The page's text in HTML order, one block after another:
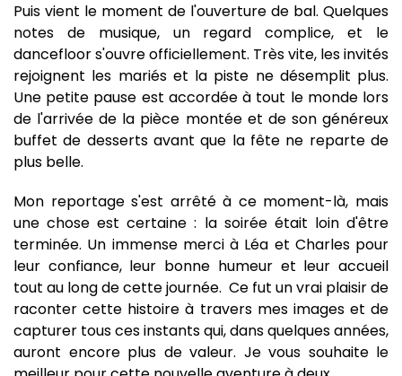
Puis vient le moment de l'ouverture de bal. Quelques
notes de musique, un regard complice, et le
dancefloor s'ouvre officiellement. Très vite, les invités
rejoignent les mariés et la piste ne désemplit plus.
Une petite pause est accordée à tout le monde lors
de l'arrivée de la pièce montée et de son généreux
buffet de desserts avant que la fête ne reparte de
plus belle.
Mon reportage s'est arrêté à ce moment-là, mais
une chose est certaine : la soirée était loin d'être
terminée. Un immense merci à Léa et Charles pour
leur confiance, leur bonne humeur et leur accueil
tout au long de cette journée. Ce fut un vrai plaisir de
raconter cette histoire à travers mes images et de
capturer tous ces instants qui, dans quelques années,
auront encore plus de valeur. Je vous souhaite le